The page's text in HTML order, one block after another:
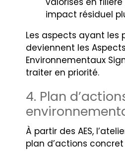
impact résiduel
Les aspects ayant les
deviennent les Aspects
Environnementaux
traiter en priorité.
4. Plan
À partir des AES,
plan d’actions concret